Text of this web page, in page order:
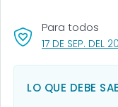
17 DE SEP. DEL
Para todos
LO QUE DEBE